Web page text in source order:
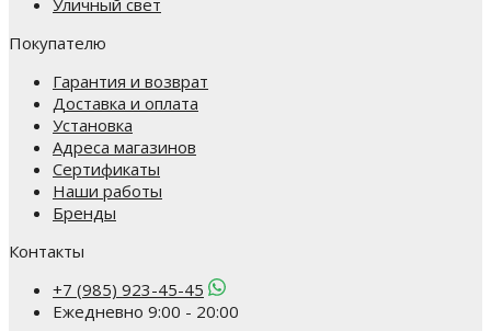
Уличный свет
Покупателю
Гарантия и возврат
Доставка и оплата
Установка
Адреса магазинов
Сертификаты
Наши работы
Бренды
Контакты
+7 (985) 923-45-45
Ежедневно 9:00 - 20:00